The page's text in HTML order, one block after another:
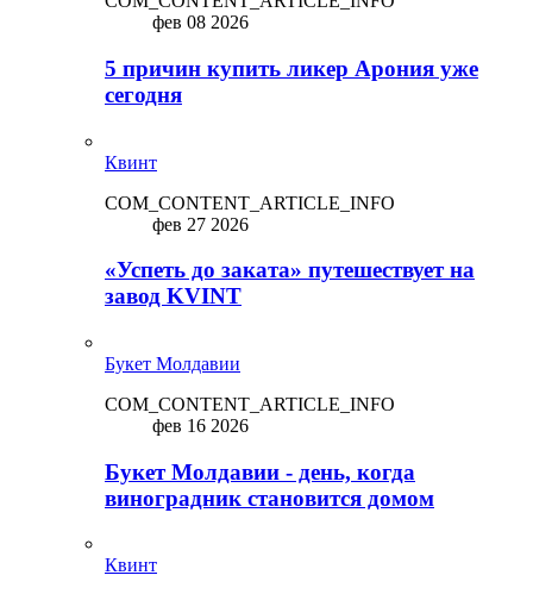
фев 08 2026
5 причин купить ликep Арония уже
сегодня
Квинт
COM_CONTENT_ARTICLE_INFO
фев 27 2026
«Успеть до заката» путешествует на
завод KVINT
Букет Молдавии
COM_CONTENT_ARTICLE_INFO
фев 16 2026
Букет Молдавии - день, когда
виноградник становится домом
Квинт